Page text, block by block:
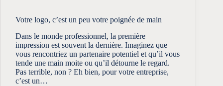
Votre logo, c’est un peu votre poignée de main
Dans le monde professionnel, la première
impression est souvent la dernière. Imaginez que
vous rencontriez un partenaire potentiel et qu’il vous
tende une main moite ou qu’il détourne le regard.
Pas terrible, non ? Eh bien, pour votre entreprise,
c’est un…